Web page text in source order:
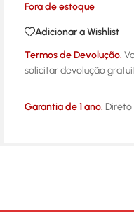
Fora de estoque
Adicionar a Wishlist
Termos de Devolução.
solicitar devolução
Garantia de 1 ano. Direto